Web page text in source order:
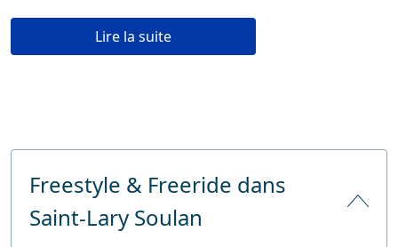
Lire la suite
Freestyle & Freeride dans
Saint-Lary Soulan